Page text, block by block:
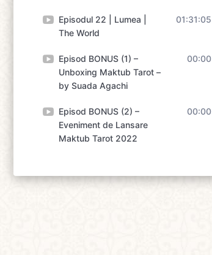
Episodul 22 | Lumea |
The World
01:31:05
Episod BONUS (1) –
Unboxing Maktub Tarot –
by Suada Agachi
00:00
Episod BONUS (2) –
Eveniment de Lansare
Maktub Tarot 2022
00:00